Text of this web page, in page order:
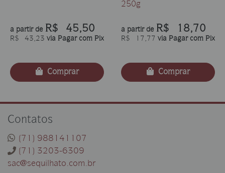
a partir de R$ 45,50
R$ 43,23via Pagar com Pix
Comprar
250g
a partir de R$ 18,70
R$ 17,77via Pagar com Pix
Comprar
Contatos
(71) 988141107
(71) 3203-6309
sac@sequilhato.com.br